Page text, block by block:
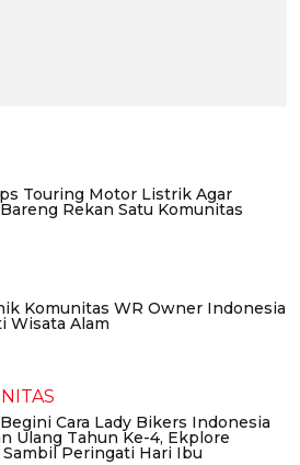
Touring Motor Listrik Agar
Rekan Satu Komunitas
Komunitas WR Owner Indonesia
Wisata Alam
Cara Lady Bikers Indonesia
Ulang Tahun Ke-4, Ekplore
Peringati Hari Ibu